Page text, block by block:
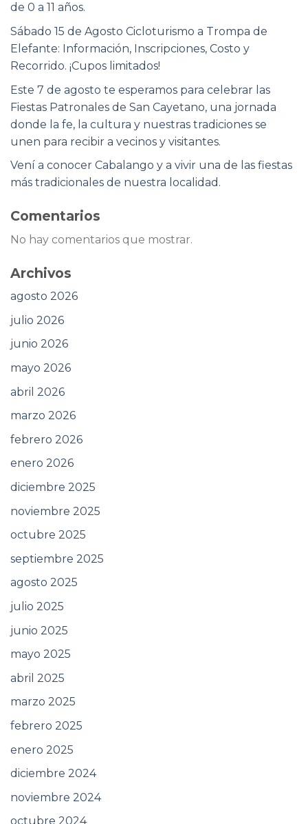
de 0 a 11 años.
Sábado 15 de Agosto Cicloturismo a Trompa de
Elefante: Información, Inscripciones, Costo y
Recorrido. ¡Cupos limitados!
Este 7 de agosto te esperamos para celebrar las
Fiestas Patronales de San Cayetano, una jornada
donde la fe, la cultura y nuestras tradiciones se
unen para recibir a vecinos y visitantes.
Vení a conocer Cabalango y a vivir una de las fiestas
más tradicionales de nuestra localidad.
Comentarios
No hay comentarios que mostrar.
Archivos
agosto 2026
julio 2026
junio 2026
mayo 2026
abril 2026
marzo 2026
febrero 2026
enero 2026
diciembre 2025
noviembre 2025
octubre 2025
septiembre 2025
agosto 2025
julio 2025
junio 2025
mayo 2025
abril 2025
marzo 2025
febrero 2025
enero 2025
diciembre 2024
noviembre 2024
octubre 2024